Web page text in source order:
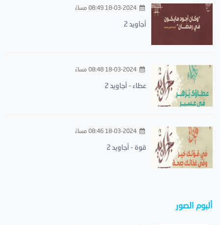
18-03-2024 08:49 مساءً
أجاويد 2
18-03-2024 08:48 مساءً
عطاء - أجاويد 2
18-03-2024 08:46 مساءً
قوة - أجاويد 2
ألبوم الصور